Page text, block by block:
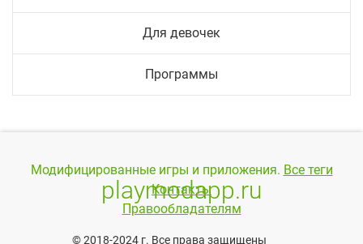
Для девочек
Программы
playmodapp.ru
Модифицированные игры и приложения. Все теги
Контакты
Правообладателям
© 2018-2024 г. Все права защищены